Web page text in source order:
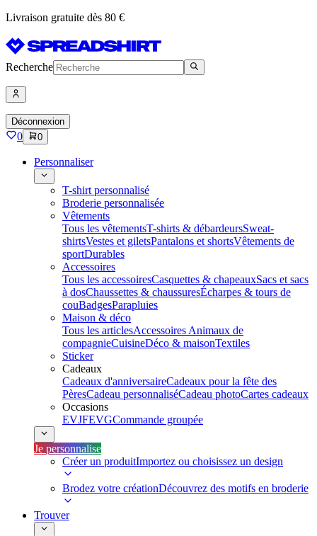
Livraison gratuite dès 80 €
Recherche
Déconnexion
0 0
Personnaliser
T-shirt personnalisé
Broderie personnalisée
Vêtements
Tous les vêtementsT-shirts & débardeursSweat-
shirtsVestes et giletsPantalons et shortsVêtements de
sportDurables
Accessoires
Tous les accessoiresCasquettes & chapeauxSacs et sacs
à dosChaussettes & chaussuresÉcharpes & tours de
couBadgesParapluies
Maison & déco
Tous les articlesAccessoires Animaux de
compagnieCuisineDéco & maisonTextiles
Sticker
Cadeaux
Cadeaux d'anniversaireCadeaux pour la fête des
PèresCadeau personnaliséCadeau photoCartes cadeaux
Occasions
EVJFEVGCommande groupée
Je personnalise
Créer un produitImportez ou choisissez un design
Brodez votre créationDécouvrez des motifs en broderie
Trouver